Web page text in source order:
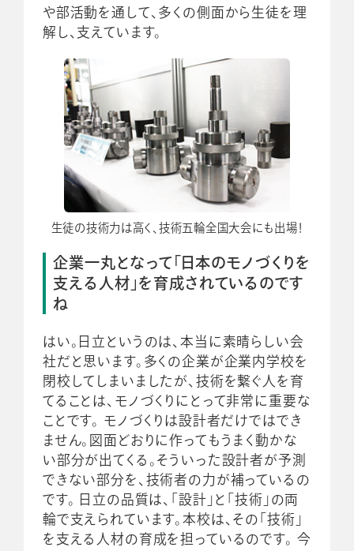
や部活動を通して、多くの側面から生徒を理
解し、支えています。
生徒の技術力は高く、技術五輪全国大会にも出場！
企業一丸となって「日本のモノづくりを
支える人材」を育成されているのです
ね
はい。日立というのは、本当に素晴らしい会
社だと思います。多くの企業が企業内学校を
閉校してしまいましたが、技術を繋ぐ人を育
てることは、モノづくりにとって非常に重要な
ことです。 モノづくりは設計者だけではでき
ません。図面どおりに作ってもうまく動かな
い部分が出てくる。そういった設計者が予測
できない部分を、技術者の力が補っているの
です。 日立の品質は、「設計」と「技術」の両
輪で支えられています。本校は、その「技術」
を支える人材の育成を担っているのです。 今